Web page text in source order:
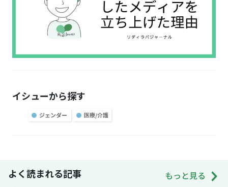
イシューから探す
● ジェンダー ● 医療/介護
よく読まれる記事 もっと見る